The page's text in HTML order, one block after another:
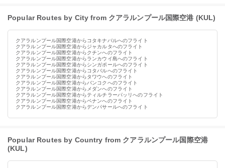
Popular Routes by City from クアラルンプール国際空港 (KUL)
クアラルンプール国際空港からコタキナバルへのフライト
クアラルンプール国際空港からジャカルタへのフライト
クアラルンプール国際空港からクチンへのフライト
クアラルンプール国際空港からランカウイ島へのフライト
クアラルンプール国際空港からシンガポールへのフライト
クアラルンプール国際空港からコタバルへのフライト
クアラルンプール国際空港からタワウへのフライト
クアラルンプール国際空港からバンコクへのフライト
クアラルンプール国際空港からメダンへのフライト
クアラルンプール国際空港からティルチラーパッリへのフライト
クアラルンプール国際空港からペナンへのフライト
クアラルンプール国際空港からデンパサールへのフライト
Popular Routes by Country from クアラルンプール国際空港
(KUL)